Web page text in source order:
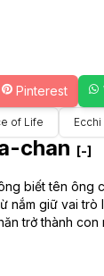
Pinterest
of Life Ecchi
chan [-]
biết tên
nắm giữ vai
trở thành con